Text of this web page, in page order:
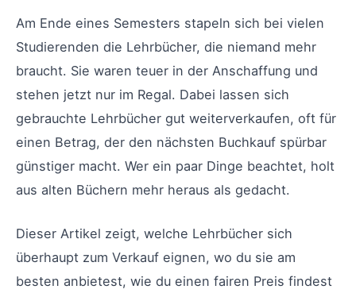
Am Ende eines Semesters stapeln sich bei vielen
Studierenden die Lehrbücher, die niemand mehr
braucht. Sie waren teuer in der Anschaffung und
stehen jetzt nur im Regal. Dabei lassen sich
gebrauchte Lehrbücher gut weiterverkaufen, oft für
einen Betrag, der den nächsten Buchkauf spürbar
günstiger macht. Wer ein paar Dinge beachtet, holt
aus alten Büchern mehr heraus als gedacht.
Dieser Artikel zeigt, welche Lehrbücher sich
überhaupt zum Verkauf eignen, wo du sie am
besten anbietest, wie du einen fairen Preis findest